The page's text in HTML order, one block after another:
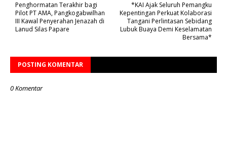
*KAI Ajak Seluruh Pemangku
Kepentingan Perkuat Kolaborasi
Tangani Perlintasan Sebidang
Lubuk Buaya Demi Keselamatan
Bersama*
Penghormatan Terakhir bagi
Pilot PT AMA, Pangkogabwilhan
III Kawal Penyerahan Jenazah di
Lanud Silas Papare
POSTING KOMENTAR
0 Komentar